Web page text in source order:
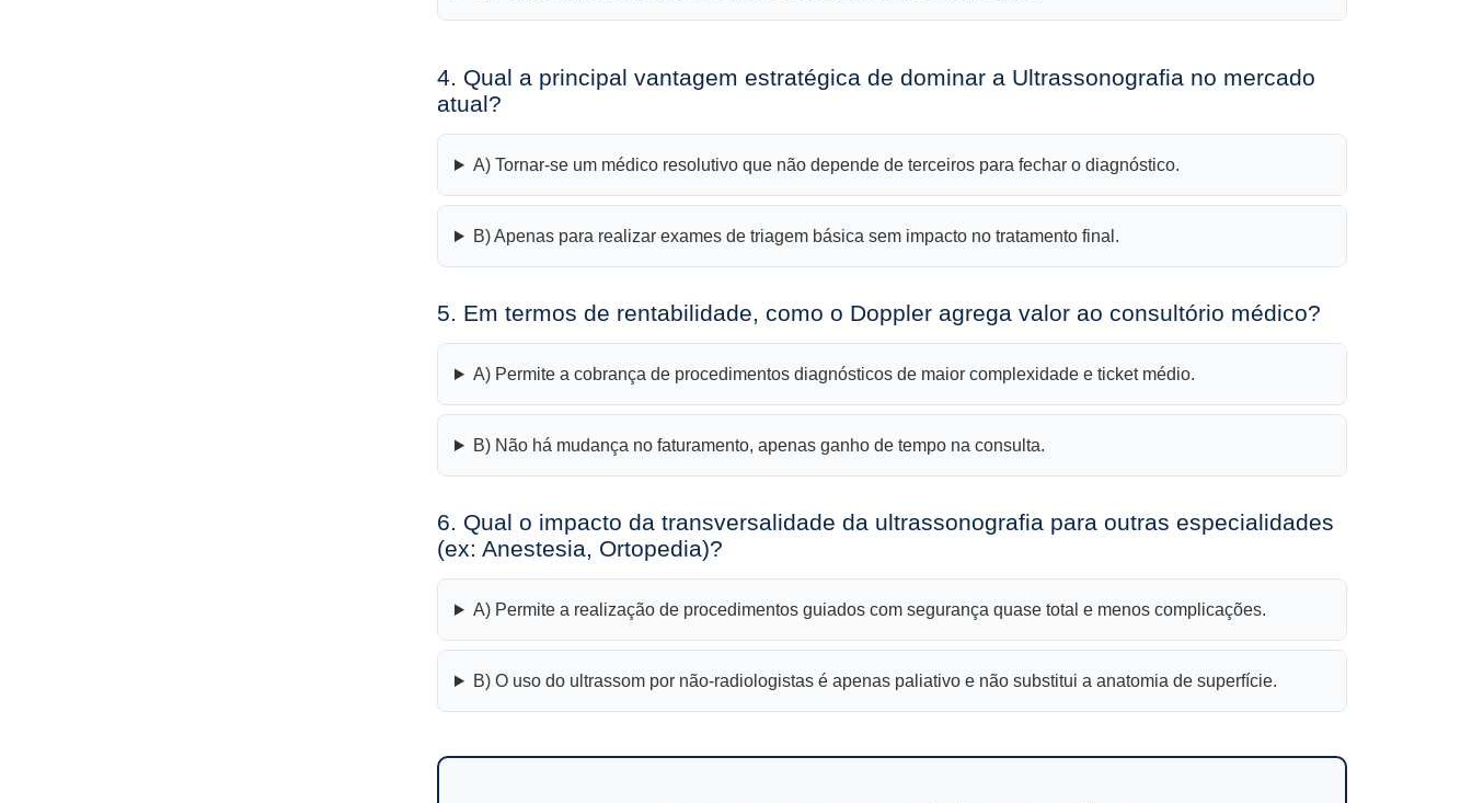
4. Qual a principal vantagem estratégica de dominar a Ultrassonografia no mercado
atual?
A) Tornar-se um médico resolutivo que não depende de terceiros para fechar o diagnóstico.
B) Apenas para realizar exames de triagem básica sem impacto no tratamento final.
5. Em termos de rentabilidade, como o Doppler agrega valor ao consultório médico?
A) Permite a cobrança de procedimentos diagnósticos de maior complexidade e ticket médio.
B) Não há mudança no faturamento, apenas ganho de tempo na consulta.
6. Qual o impacto da transversalidade da ultrassonografia para outras especialidades
(ex: Anestesia, Ortopedia)?
A) Permite a realização de procedimentos guiados com segurança quase total e menos complicações.
B) O uso do ultrassom por não-radiologistas é apenas paliativo e não substitui a anatomia de superfície.